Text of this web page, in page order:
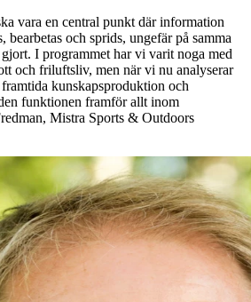
vara en central punkt där information
bearbetas och sprids, ungefär på samma
I programmet har vi varit noga med
och friluftsliv, men när vi nu analyserar
kunskapsproduktion och
funktionen framför allt inom
Mistra Sports & Outdoors